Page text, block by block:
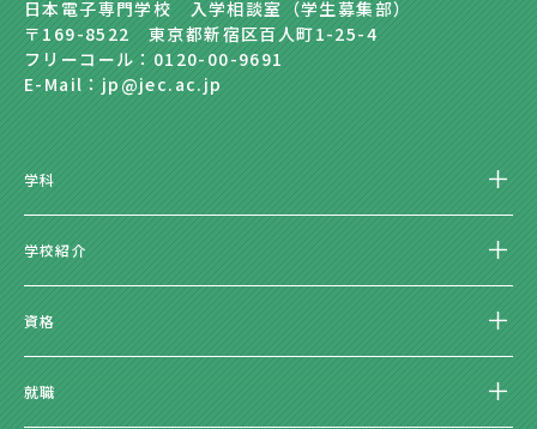
日本電子専門学校 入学相談室（学生募集部）
〒169-8522 東京都新宿区百人町1-25-4
フリーコール：0120-00-9691
E-Mail：jp@jec.ac.jp
学科
学校紹介
資格
就職